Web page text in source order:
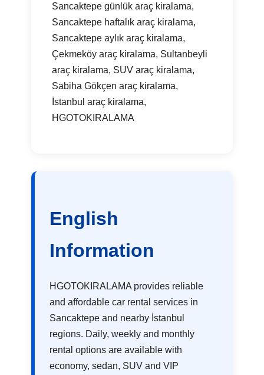
Sancaktepe günlük araç kiralama,
Sancaktepe haftalık araç kiralama,
Sancaktepe aylık araç kiralama,
Çekmeköy araç kiralama, Sultanbeyli
araç kiralama, SUV araç kiralama,
Sabiha Gökçen araç kiralama,
İstanbul araç kiralama,
HGOTOKIRALAMA
English
Information
HGOTOKIRALAMA provides reliable
and affordable car rental services in
Sancaktepe and nearby İstanbul
regions. Daily, weekly and monthly
rental options are available with
economy, sedan, SUV and VIP